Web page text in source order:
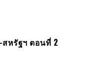
หรัฐฯ ตอนที่ 2